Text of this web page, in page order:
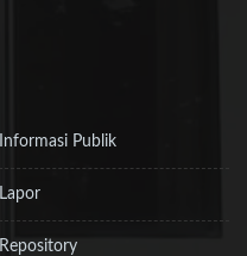
Informasi Publik
Lapor
Repository